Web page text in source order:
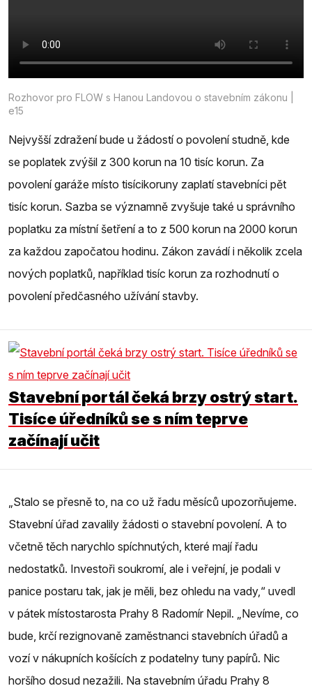
Rozhovor pro FLOW s Hanou Landovou o stavebním zákonu |
e15
Nejvyšší zdražení bude u žádostí o povolení studně, kde
se poplatek zvýšil z 300 korun na 10 tisíc korun. Za
povolení garáže místo tisícikoruny zaplatí stavebníci pět
tisíc korun. Sazba se významně zvyšuje také u správního
poplatku za místní šetření a to z 500 korun na 2000 korun
za každou započatou hodinu. Zákon zavádí i několik zcela
nových poplatků, například tisíc korun za rozhodnutí o
povolení předčasného užívání stavby.
Stavební portál čeká brzy ostrý start.
Tisíce úředníků se s ním teprve
začínají učit
„Stalo se přesně to, na co už řadu měsíců upozorňujeme.
Stavební úřad zavalily žádosti o stavební povolení. A to
včetně těch narychlo spíchnutých, které mají řadu
nedostatků. Investoři soukromí, ale i veřejní, je podali v
panice postaru tak, jak je měli, bez ohledu na vady,“ uvedl
v pátek místostarosta Prahy 8 Radomír Nepil. „Nevíme, co
bude, krčí rezignovaně zaměstnanci stavebních úřadů a
vozí v nákupních košících z podatelny tuny papírů. Nic
horšího dosud nezažili. Na stavebním úřadu Prahy 8